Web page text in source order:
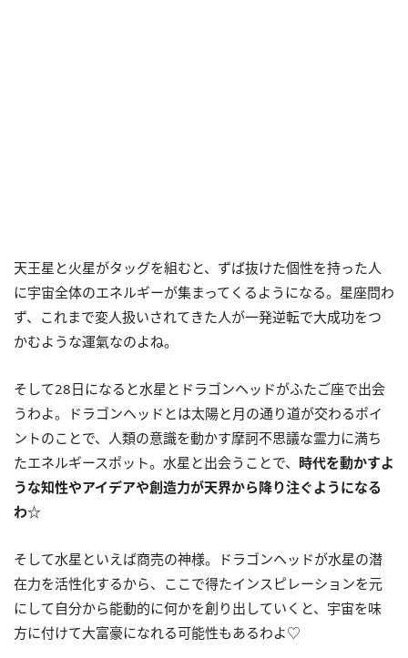
天王星と火星がタッグを組むと、ずば抜けた個性を持った人
に宇宙全体のエネルギーが集まってくるようになる。星座問わ
ず、これまで変人扱いされてきた人が一発逆転で大成功をつ
かむような運氣なのよね。
そして28日になると水星とドラゴンヘッドがふたご座で出会
うわよ。ドラゴンヘッドとは太陽と月の通り道が交わるポイ
ントのことで、人類の意識を動かす摩訶不思議な霊力に満ち
たエネルギースポット。水星と出会うことで、 時代を動かすよ
うな知性やアイデアや創造力が天界から降り注ぐようになる
わ☆
そして水星といえば商売の神様。ドラゴンヘッドが水星の潜
在力を活性化するから、ここで得たインスピレーションを元
にして自分から能動的に何かを創り出していくと、宇宙を味
方に付けて大富豪になれる可能性もあるわよ♡